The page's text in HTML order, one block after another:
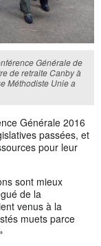
Générale de
de retraite Canby à
Méthodiste Unie a
Générale 2016
passées, et
pour leur
sont mieux
de la
venus à la
muets parce